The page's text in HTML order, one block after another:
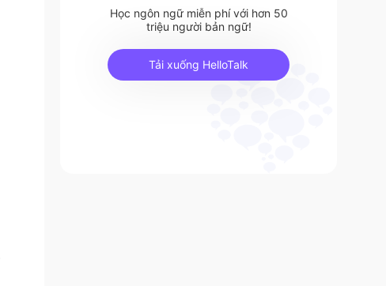
Học ngôn ngữ miễn phí với hơn 50
triệu người bản ngữ!
Tải xuống HelloTalk